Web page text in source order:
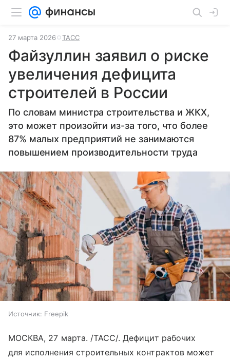
27 марта 2026 ТАСС
Файзуллин заявил о риске
увеличения дефицита
строителей в России
По словам министра строительства и ЖКХ,
это может произойти из-за того, что более
87% малых предприятий не занимаются
повышением производительности труда
Источник: Freepik
МОСКВА, 27 марта. /ТАСС/. Дефицит рабочих
для исполнения строительных контрактов может